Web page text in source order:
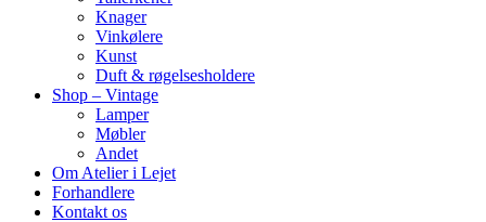
Knager
Vinkølere
Kunst
Duft & røgelsesholdere
Shop – Vintage
Lamper
Møbler
Andet
Om Atelier i Lejet
Forhandlere
Kontakt os